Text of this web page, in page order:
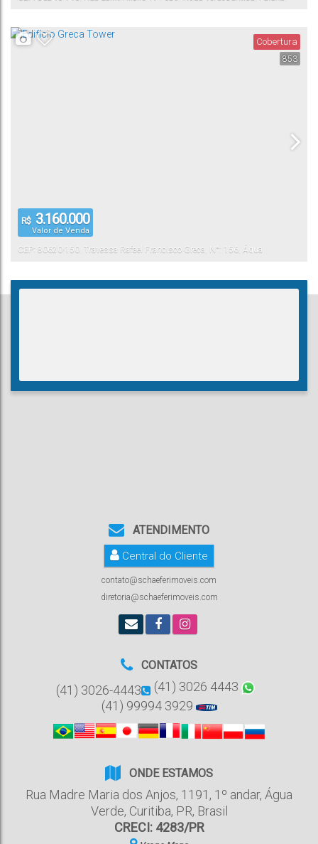
853
Cobertura
R$ 3.160.000
Valor de Venda
CEP: 80620-150 Travessa Rafael Francisco Greca N°: 156 Água
ATENDIMENTO
Central do Cliente
contato@schaeferimoveis.com
diretoria@schaeferimoveis.com
CONTATOS
(41) 3026-4443
(41) 3026 4443
(41) 99994 3929
ONDE ESTAMOS
Rua Madre Maria dos Anjos, 1191 , 1º andar, Água
Verde, Curitiba, PR, Brasil
CRECI: 4283/PR